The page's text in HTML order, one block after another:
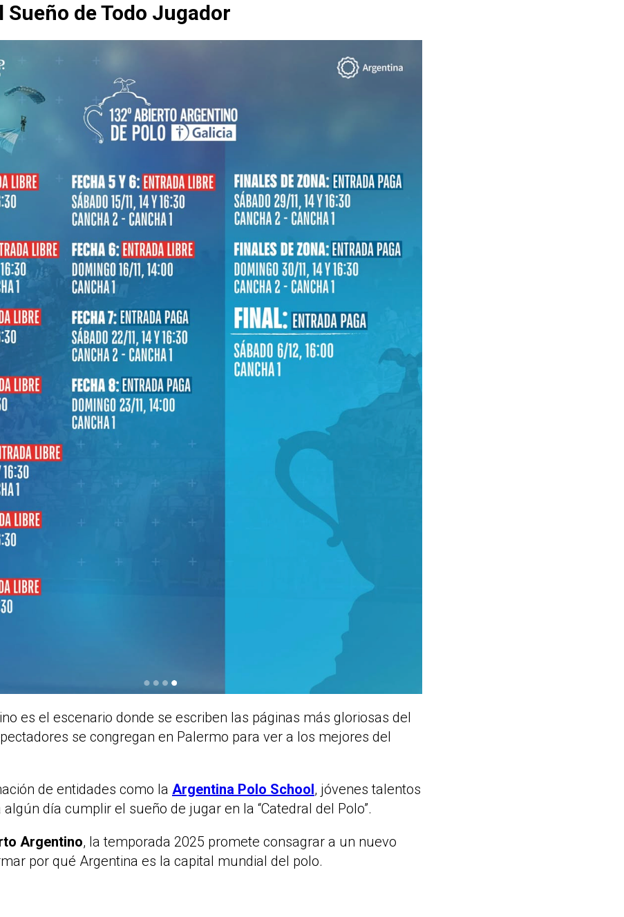
Sueño de Todo Jugador
es el escenario donde se escriben las páginas más gloriosas del
se congregan en Palermo para ver a los mejores del
de entidades como la Argentina Polo School, jóvenes talentos
día cumplir el sueño de jugar en la “Catedral del Polo”.
Argentino, la temporada 2025 promete consagrar a un nuevo
por qué Argentina es la capital mundial del polo.